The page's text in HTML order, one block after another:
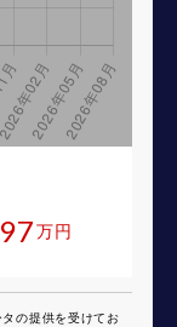
万円
の提供を受けてお